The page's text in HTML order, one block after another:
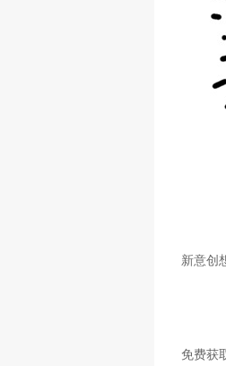
新意创
免费获